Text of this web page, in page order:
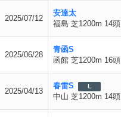
2025/07/12
安達太
福島 芝1200m 14頭
2025/06/28
青函S
函館 芝1200m 16頭
2025/04/13
春雷S L
中山 芝1200m 14頭